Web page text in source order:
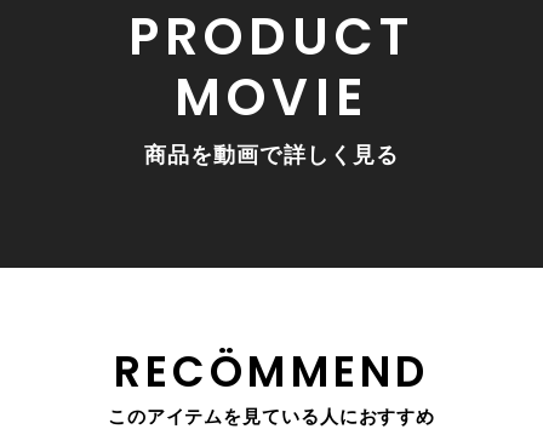
PRODUCT
MOVIE
商品を動画で詳しく見る
RECÖMMEND
このアイテムを見ている人におすすめ